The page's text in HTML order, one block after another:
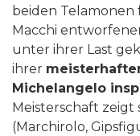
beiden Telamonen
Macchi
unter ihrer Last
ihrer
Michelangelo
Meisterschaft zeigt
(Marchirolo,